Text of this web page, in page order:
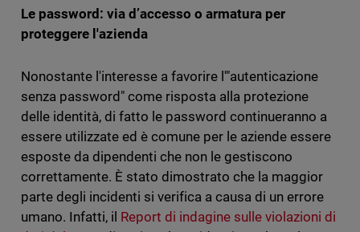
Le password: via d’accesso o armatura per
proteggere l'azienda
Nonostante l'interesse a favorire l'"autenticazione
senza password" come risposta alla protezione
delle identità, di fatto le password continueranno a
essere utilizzate ed è comune per le aziende essere
esposte da dipendenti che non le gestiscono
correttamente. È stato dimostrato che la maggior
parte degli incidenti si verifica a causa di un errore
umano. Infatti, il Report di indagine sulle violazioni di